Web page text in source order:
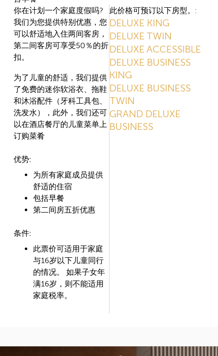
你在计划一个家庭度假吗?
我们为您提供特别优惠，您
可以舒适地入住两间客房，
第二间客房可享受50％的折
扣。
为了儿童的舒适，我们提供
了免费的迷你软浴衣、拖鞋
和沐浴配件（牙科工具包、
洗发水），此外，我们还可
以在酒店餐厅的儿童菜单上
订购菜肴
优势:
为所有家庭成员提供
舒适的住宿
包括早餐
第二间房五折优惠
条件:
此票价可适用于家庭
与16岁以下儿童同行
的情况。 如果子女年
满16岁，则不能适用
家庭税率。
此价格可预订以下房型。:
DELUXE KING
DELUXE TWIN
DELUXE ACCESSIBLE
DELUXE BUSINESS
KING
DELUXE BUSINESS
TWIN
GRAND DELUXE
BUSINESS